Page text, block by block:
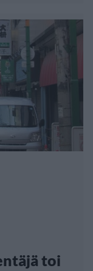
toi